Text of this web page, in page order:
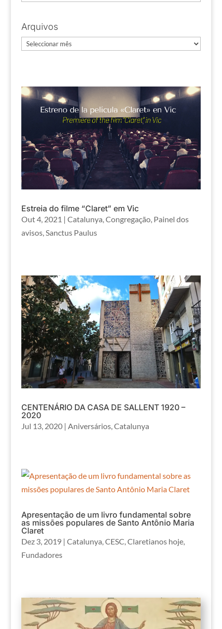
Arquivos
Arquivos
Estreia do filme “Claret” em Vic
Out 4, 2021 | Catalunya,Congregação, Painel dos
avisos,Sanctus Paulus
CENTENÁRIO DA CASA DE SALLENT 1920 –
2020
Jul 13, 2020| Aniversários,Catalunya
Apresentação de um livro fundamental sobre
as missões populares de Santo Antônio Maria
Claret
Dez 3, 2019| Catalunya,CESC,Claretianos hoje,
Fundadores